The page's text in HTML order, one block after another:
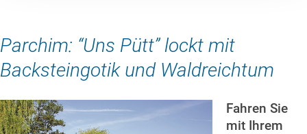
Parchim: “Uns Pütt” lockt mit
Backsteingotik und Waldreichtum
Fahren Sie
mit Ihrem